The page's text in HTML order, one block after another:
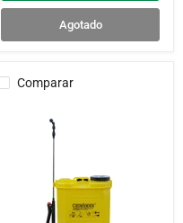
Agotado
Comparar